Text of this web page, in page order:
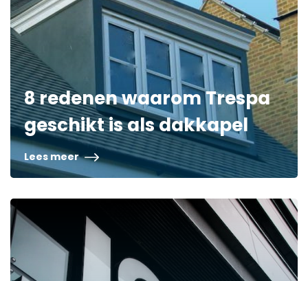
8 redenen waarom Trespa
geschikt is als dakkapel
Lees meer